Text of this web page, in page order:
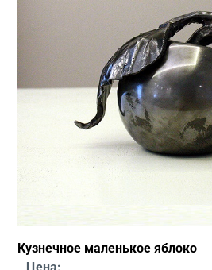
Кузнечное маленькое яблоко